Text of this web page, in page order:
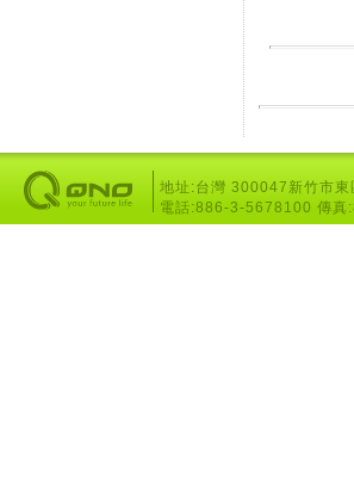
地址:台灣 300047新竹市
電話:886-3-5678100 傳